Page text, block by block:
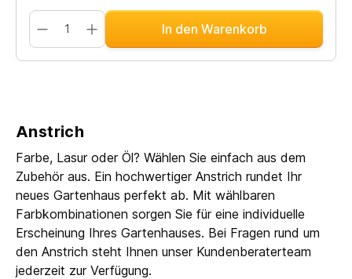
In den Warenkorb
Anstrich
Farbe, Lasur oder Öl? Wählen Sie einfach aus dem
Zubehör aus. Ein hochwertiger Anstrich rundet Ihr
neues Gartenhaus perfekt ab. Mit wählbaren
Farbkombinationen sorgen Sie für eine individuelle
Erscheinung Ihres Gartenhauses. Bei Fragen rund um
den Anstrich steht Ihnen unser Kundenberaterteam
jederzeit zur Verfügung.